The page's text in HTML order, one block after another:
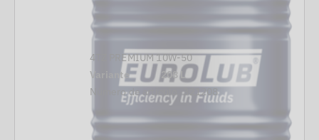
4TZ PREMIUM 10W-50
Variante
208 L
Número de artículo
321208